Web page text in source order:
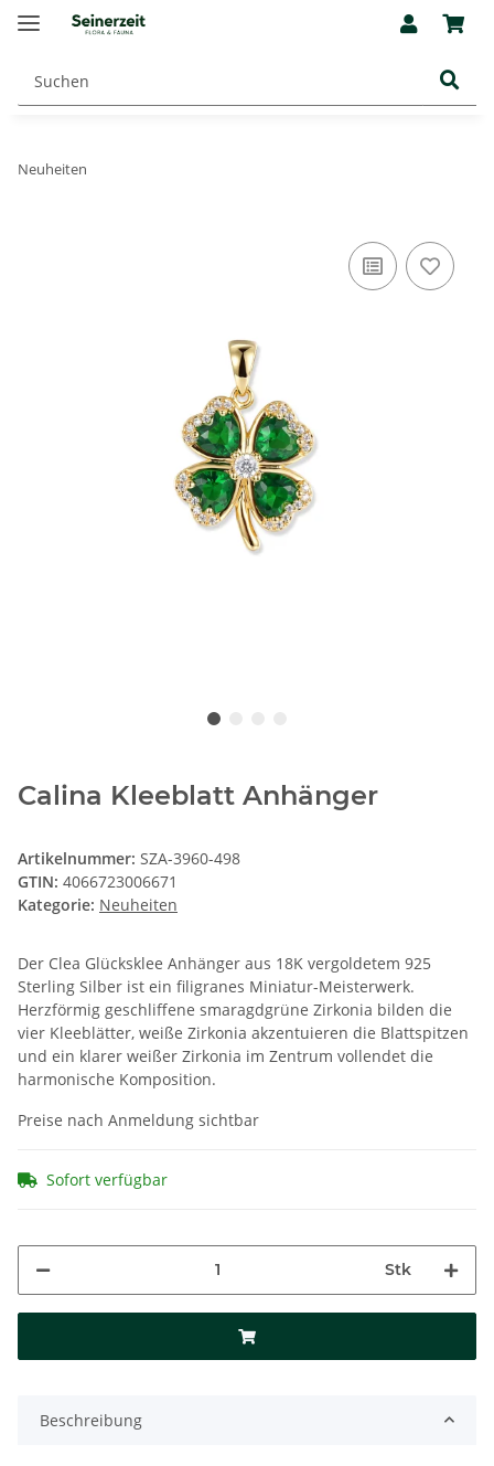
Neuheiten
Calina Kleeblatt Anhänger
Artikelnummer: SZA-3960-498
GTIN: 4066723006671
Kategorie: Neuheiten
Der Clea Glücksklee Anhänger aus 18K vergoldetem 925
Sterling Silber ist ein filigranes Miniatur-Meisterwerk.
Herzförmig geschliffene smaragdgrüne Zirkonia bilden die
vier Kleeblätter, weiße Zirkonia akzentuieren die Blattspitzen
und ein klarer weißer Zirkonia im Zentrum vollendet die
harmonische Komposition.
Preise nach Anmeldung sichtbar
Sofort verfügbar
Stk
Beschreibung